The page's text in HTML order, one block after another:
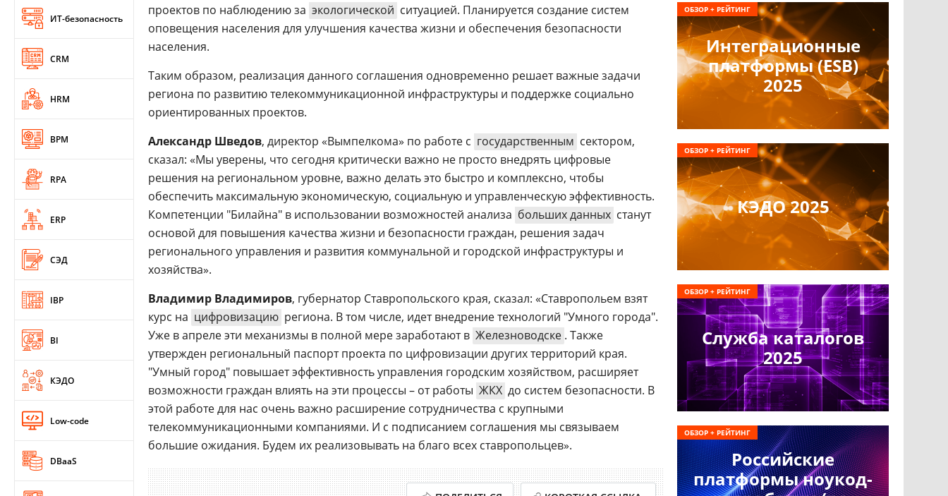
ИТ-безопасность
CRM
HRM
BPM
RPA
ERP
СЭД
IBP
BI
КЭДО
Low-code
DBaaS
проектов по наблюдению за экологической ситуацией. Планируется создание систем
оповещения населения для улучшения качества жизни и обеспечения безопасности
населения.
Таким образом, реализация данного соглашения одновременно решает важные задачи
региона по развитию телекоммуникационной инфраструктуры и поддержке социально
ориентированных проектов.
Александр Шведов, директор «Вымпелкома» по работе с государственным сектором,
сказал: «Мы уверены, что сегодня критически важно не просто внедрять цифровые
решения на региональном уровне, важно делать это быстро и комплексно, чтобы
обеспечить максимальную экономическую, социальную и управленческую эффективность.
Компетенции "Билайна" в использовании возможностей анализа больших данных станут
основой для повышения качества жизни и безопасности граждан, решения задач
регионального управления и развития коммунальной и городской инфраструктуры и
хозяйства».
Владимир Владимиров, губернатор Ставропольского края, сказал: «Ставропольем взят
курс на цифровизацию региона. В том числе, идет внедрение технологий "Умного города".
Уже в апреле эти механизмы в полной мере заработают в Железноводске . Также
утвержден региональный паспорт проекта по цифровизации других территорий края.
"Умный город" повышает эффективность управления городским хозяйством, расширяет
возможности граждан влиять на эти процессы – от работы ЖКХ до систем безопасности. В
этой работе для нас очень важно расширение сотрудничества с крупными
телекоммуникационными компаниями. И с подписанием соглашения мы связываем
большие ожидания. Будем их реализовывать на благо всех ставропольцев».
Интеграционные
платформы (ESB)
2025
ОБЗОР + РЕЙТИНГ
КЭДО 2025
ОБЗОР + РЕЙТИНГ
Служба каталогов
2025
ОБЗОР + РЕЙТИНГ
Российские
платформы ноукод-
ОБЗОР + РЕЙТИНГ